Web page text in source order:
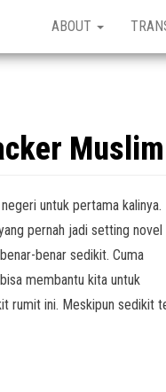
ABOUT
Muslim
untuk pertama kalinya.
pernah jadi setting novel
benar sedikit. Cuma
membantu kita untuk
rumit ini. Meskipun sedikit